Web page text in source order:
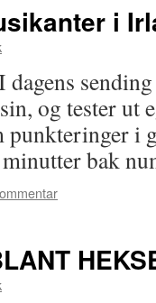
i
og tester ut
punkteringer i
minutter bak